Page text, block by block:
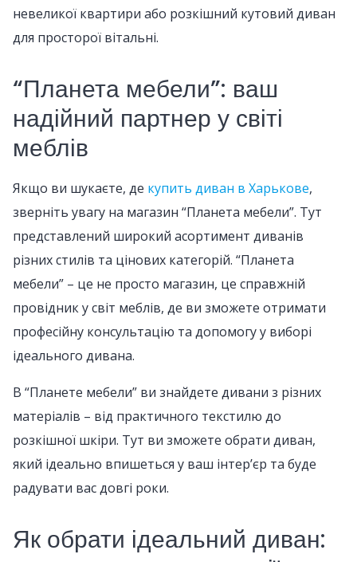
невеликої квартири або розкішний кутовий диван
для просторої вітальні.
“Планета мебели”: ваш
надійний партнер у світі
меблів
Якщо ви шукаєте, де купить диван в Харькове,
зверніть увагу на магазин “Планета мебели”. Тут
представлений широкий асортимент диванів
різних стилів та цінових категорій. “Планета
мебели” – це не просто магазин, це справжній
провідник у світ меблів, де ви зможете отримати
професійну консультацію та допомогу у виборі
ідеального дивана.
В “Планете мебели” ви знайдете дивани з різних
матеріалів – від практичного текстилю до
розкішної шкіри. Тут ви зможете обрати диван,
який ідеально впишеться у ваш інтер’єр та буде
радувати вас довгі роки.
Як обрати ідеальний диван: